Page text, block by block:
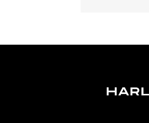
Sold In Units: